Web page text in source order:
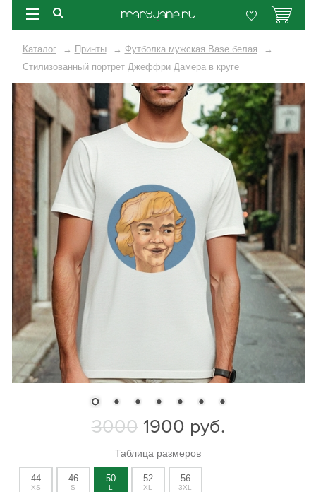
Каталог → Принты → Футболка мужская Base белая
→
Стилизованный портрет Джеффри Дамера в круге
3000 1900 руб.
Таблица размеров
44
XS
46
S
50
L
52
XL
56
3XL